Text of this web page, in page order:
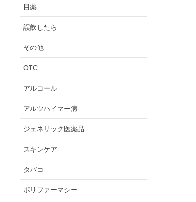
目薬
誤飲したら
その他
OTC
アルコール
アルツハイマー病
ジェネリック医薬品
スキンケア
タバコ
ポリファーマシー